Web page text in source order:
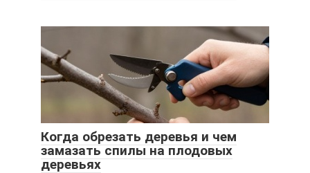
Когда обрезать деревья и чем
замазать спилы на плодовых
деревьях